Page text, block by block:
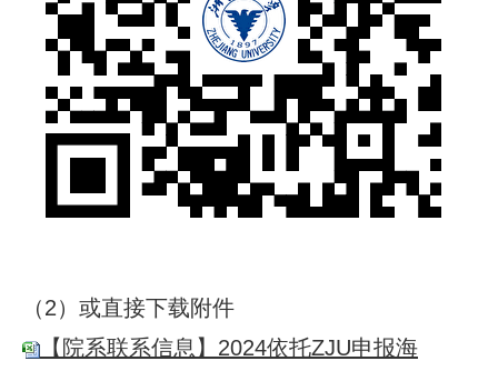
（2）或直接下载附件
【院系联系信息】2024依托ZJU申报海